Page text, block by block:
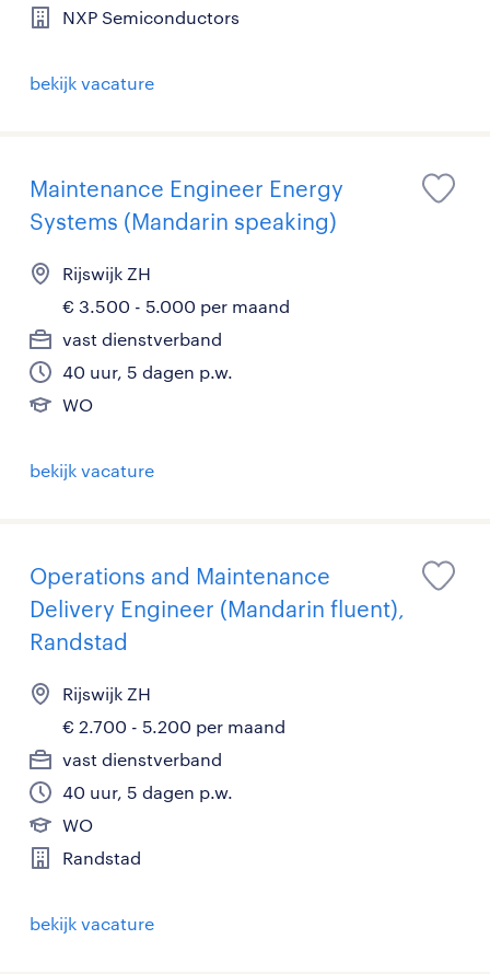
NXP Semiconductors
bekijk vacature
Maintenance Engineer Energy
Systems (Mandarin speaking)
Rijswijk ZH
€ 3.500 - 5.000 per maand
vast dienstverband
40 uur, 5 dagen p.w.
WO
bekijk vacature
Operations and Maintenance
Delivery Engineer (Mandarin fluent),
Randstad
Rijswijk ZH
€ 2.700 - 5.200 per maand
vast dienstverband
40 uur, 5 dagen p.w.
WO
Randstad
bekijk vacature